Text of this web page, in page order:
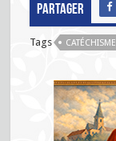
Partager
Tags CATÉCHISME